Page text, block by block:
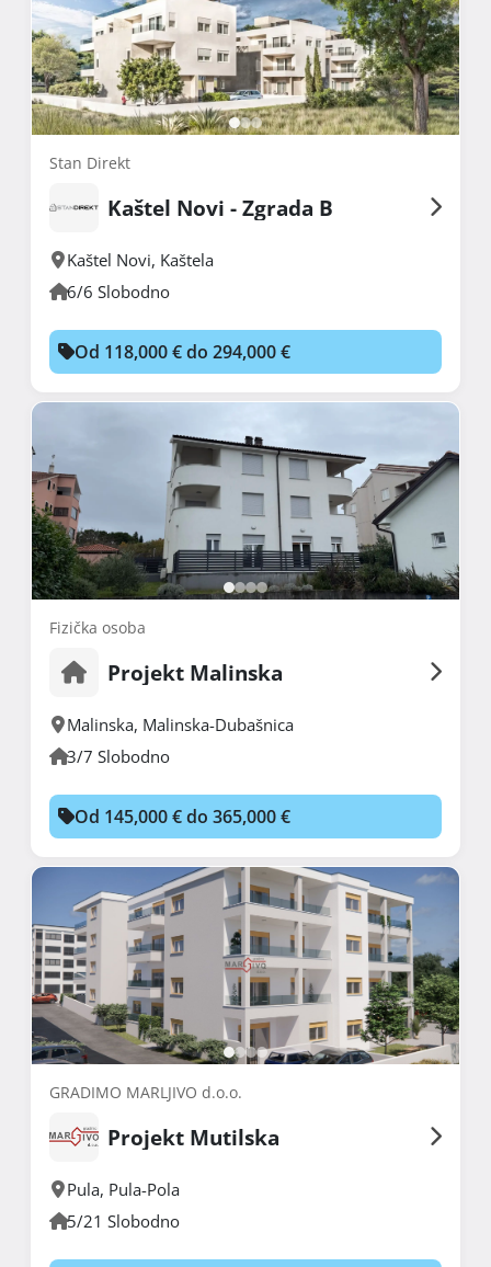
Stan Direkt
Kaštel Novi - Zgrada B
Kaštel Novi, Kaštela
6/6 Slobodno
Od 118,000 € do 294,000 €
Fizička osoba
Projekt Malinska
Malinska, Malinska-Dubašnica
3/7 Slobodno
Od 145,000 € do 365,000 €
GRADIMO MARLJIVO d.o.o.
Projekt Mutilska
Pula, Pula-Pola
5/21 Slobodno